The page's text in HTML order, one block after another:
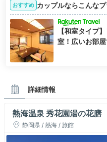
おすすめ カップルならこんなプ
【和室タイプ
室！広いお部
詳細情報
熱海温泉 秀花園湯の花膳
静岡県 / 熱海 / 旅館